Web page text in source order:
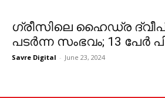
ഗ്രീസിലെ ഹൈഡ്ര
പടര്‍ന്ന സംഭവം; 13 പേര്‍
Savre Digital - June 23, 2024